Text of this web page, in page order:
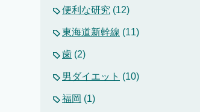
便利な研究 (12)
東海道新幹線 (11)
歯 (2)
男ダイエット (10)
福岡 (1)